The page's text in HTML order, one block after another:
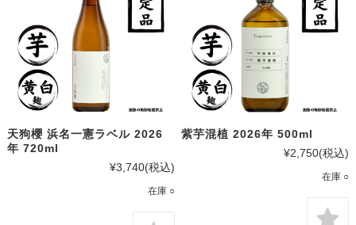
天狗櫻 浜名一憲ラベル 2026
年 720ml
¥3,740(税込)
在庫 ○
紫芋混植 2026年 500ml
¥2,750(税込)
在庫 ○